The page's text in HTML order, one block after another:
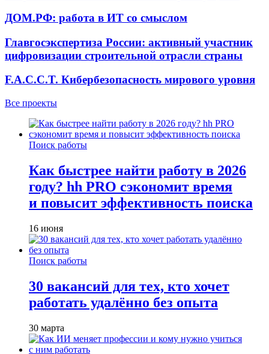
ДОМ.РФ: работа в ИТ со смыслом
Главгосэкспертиза России: активный участник
цифровизации строительной отрасли страны
F.A.C.C.T. Кибербезопасность мирового уровня
Все проекты
Поиск работы
Как быстрее найти работу в 2026
году? hh PRO сэкономит время
и повысит эффективность поиска
16 июня
Поиск работы
30 вакансий для тех, кто хочет
работать удалённо без опыта
30 марта